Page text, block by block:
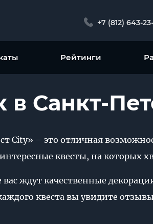
+7 (812) 643-
Рейтинги
в Санкт-
City» – это отличная
квесты, на которых
ждут качественные
квеста вы увидите